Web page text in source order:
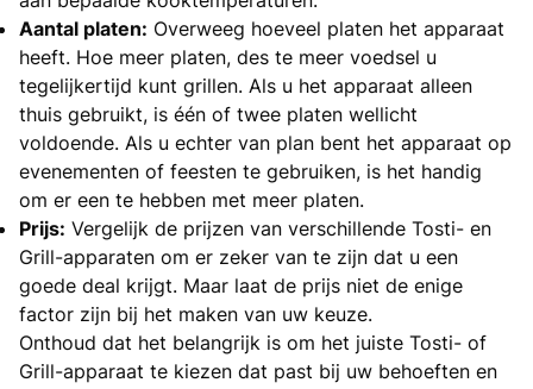
Aantal platen: Overweeg hoeveel platen het apparaat
heeft. Hoe meer platen, des te meer voedsel u
tegelijkertijd kunt grillen. Als u het apparaat alleen
thuis gebruikt, is één of twee platen wellicht
voldoende. Als u echter van plan bent het apparaat op
evenementen of feesten te gebruiken, is het handig
om er een te hebben met meer platen.
Prijs: Vergelijk de prijzen van verschillende Tosti- en
Grill-apparaten om er zeker van te zijn dat u een
goede deal krijgt. Maar laat de prijs niet de enige
factor zijn bij het maken van uw keuze.
Onthoud dat het belangrijk is om het juiste Tosti- of
Grill-apparaat te kiezen dat past bij uw behoeften en